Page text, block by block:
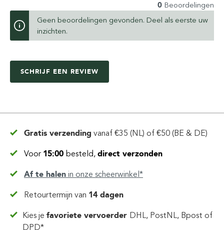
0 Beoordelingen
Geen beoordelingen gevonden. Deel als eerste uw
inzichten.
SCHRIJF EEN REVIEW
Gratis verzending vanaf €35 (NL) of €50 (BE & DE)
Voor 15:00 besteld, direct verzonden
Af te halen in onze scheerwinkel*
Retourtermijn van 14 dagen
Kies jefavoriete vervoerder DHL, PostNL, Bpost of
DPD*